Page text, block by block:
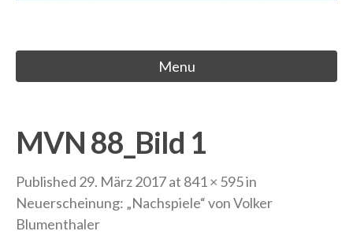
Menu
MVN 88_Bild 1
Published 29. März 2017at 841 × 595in
Neuerscheinung: „Nachspiele“ von Volker
Blumenthaler